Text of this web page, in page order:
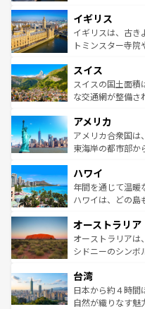
いる。シャンパン
香り高いラベンダ
らに、パリ以外の
れる地方に足を運
きるだ
を参照してほしい
顔を持つこの国は
ルリンの文化的活
してライン川沿い
は、お酒好きな人には
ドイツ情報はコン
イギリス
イギリスは、古き
トミンスター寺院
リアごとに異なる
ティー、ビール
戦など、本場だか
ンツ一覧を参照し
スイス
スイスの国土面
な交通網が整備さ
の建物がそのまま
博物館もあり、ア
ことができる。国
ば市内交通費無料で
着のスイス情報は
アメリカ
アメリカ合衆国は
東海岸の都市部か
のような巨大都市
ンメントが詰まっ
西部には大自然が
部のニューオーリ
文化が魅力。旅行
しみながら、その
ならではの贅沢な旅のスタイ
情報はコンテンツ
ハワイ
年間を通じて温暖
ハワイは、どの島
ワイ島は見逃せな
島だが、静かな自
おすすめ。エメラ
れるおもてなしの
人々、おいしいロ
ク、伝統的なフラ
オーストラリア
オーストラリアは
シドニーのシンボ
リアリーフや大陸
ク）、タスマニア
ど、見どころがた
台湾
日本から約４時間
自然が織りなす魅